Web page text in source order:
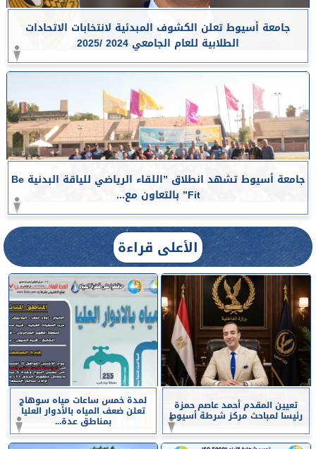
جامعة أسيوط تعلن الكشوف المبدئية لانتخابات الاتحادات
الطلابية للعام الجامعي 2024 /2025
جامعة أسيوط تشهد انطلاق ”اللقاء الرياضي للياقة البدنية Be
Fit” بالتعاون مع...
الأعلى قراءة
تعيين المقدم أحمد عاصم حمزة
رئيسا لمباحث مركز شرطة أسيوط
لمدة خمس ساعات مياه سوهاج
تعلن ضعف المياه بالأدوار العليا
بمناطق عدة...